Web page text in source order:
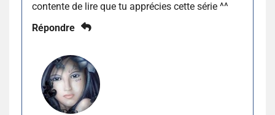
contente de lire que tu apprécies cette série ^^
Répondre